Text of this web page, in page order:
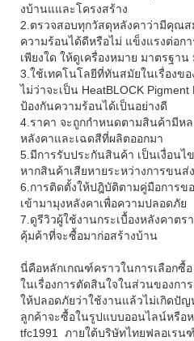
งบ้านแและโครงสร้าง
2.ตรวจสอบทุกวัสดุหลังคาว่ามีคุณ
ความร้อนได้ดีหรือไม่ แข็งแรงต่อก
เพียงใด ให้ดูเครื่องหมาย มาตรฐาน
3.ใช้เทคโนโลยีที่ทันสมัยในเรื่องข
ไม่ว่าจะเป็น HeatBLOCK
ป้องกันความร้อนได้เป็นอย่างดี
4.ราคา จะถูกกำหนดตามสินค้ามีห
หลังคาและเฉดสีที่ผลิตออกมา
5.มีการรับประกันสินค้า เป็นเงื่อนไ
หากสินค้าเสียหายระหว่างการขนส่
6.การติดตั้งให้ปฎิบัติตามคู่มือการข
เข้ามามุงหลังคาเพื่อความปลอดภัย
7.ดูรีวิวผู้ใช้งานกระเบื้องหลังคาต
คุ้มค้าที่จะซื้อมาก่อสร้างบ้าน
นี่คือหลักเกณฑ์คราวในการเลือกซื้อ
ในเรื่องการตัดสินใจในส่วนของกา
ให้ปลอดภัยว่าใช้งานแล้วไม่เกิด
ลูกค้าจะซื้อในรูปแบบออนไลน์ห
tfc1991 ภายใต้บริษัทไทยฟลอเร